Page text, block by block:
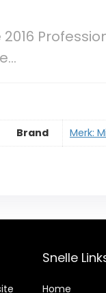
2016
Brand Merk:
Snelle
Home